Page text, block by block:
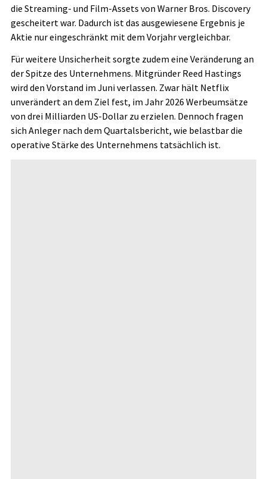
die Streaming- und Film-Assets von Warner Bros. Discovery
gescheitert war. Dadurch ist das ausgewiesene Ergebnis je
Aktie nur eingeschränkt mit dem Vorjahr vergleichbar.
Für weitere Unsicherheit sorgte zudem eine Veränderung an
der Spitze des Unternehmens. Mitgründer Reed Hastings
wird den Vorstand im Juni verlassen. Zwar hält Netflix
unverändert an dem Ziel fest, im Jahr 2026 Werbeumsätze
von drei Milliarden US-Dollar zu erzielen. Dennoch fragen
sich Anleger nach dem Quartalsbericht, wie belastbar die
operative Stärke des Unternehmens tatsächlich ist.